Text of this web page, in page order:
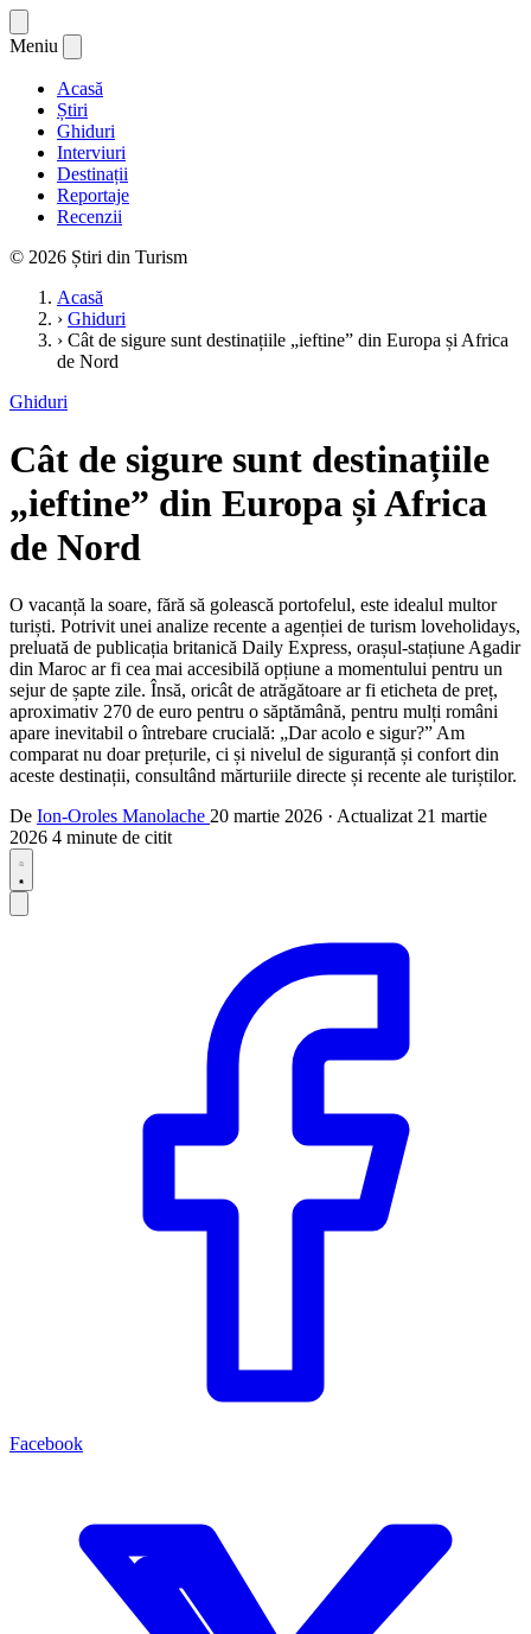
Meniu
Acasă
Știri
Ghiduri
Interviuri
Destinații
Reportaje
Recenzii
© 2026 Știri din Turism
Acasă
› Ghiduri
› Cât de sigure sunt destinațiile „ieftine” din Europa și Africa
de Nord
Ghiduri
Cât de sigure sunt destinațiile
„ieftine” din Europa și Africa
de Nord
O vacanță la soare, fără să golească portofelul, este idealul multor
turiști. Potrivit unei analize recente a agenției de turism loveholidays,
preluată de publicația britanică Daily Express, orașul-stațiune Agadir
din Maroc ar fi cea mai accesibilă opțiune a momentului pentru un
sejur de șapte zile. Însă, oricât de atrăgătoare ar fi eticheta de preț,
aproximativ 270 de euro pentru o săptămână, pentru mulți români
apare inevitabil o întrebare crucială: „Dar acolo e sigur?” Am
comparat nu doar prețurile, ci și nivelul de siguranță și confort din
aceste destinații, consultând mărturiile directe și recente ale turiștilor.
De Ion-Oroles Manolache 20 martie 2026 · Actualizat 21 martie
2026 4 minute de citit
Facebook